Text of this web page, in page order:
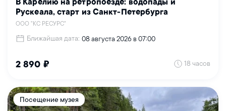
В Карелию на ретропоезде: водопады и
Рускеала, старт из Санкт-Петербурга
ООО "КС РЕСУРС"
Ближайшая дата: 08 августа 2026 в 07:00
2 890 ₽ 18 часов
Посещение музея